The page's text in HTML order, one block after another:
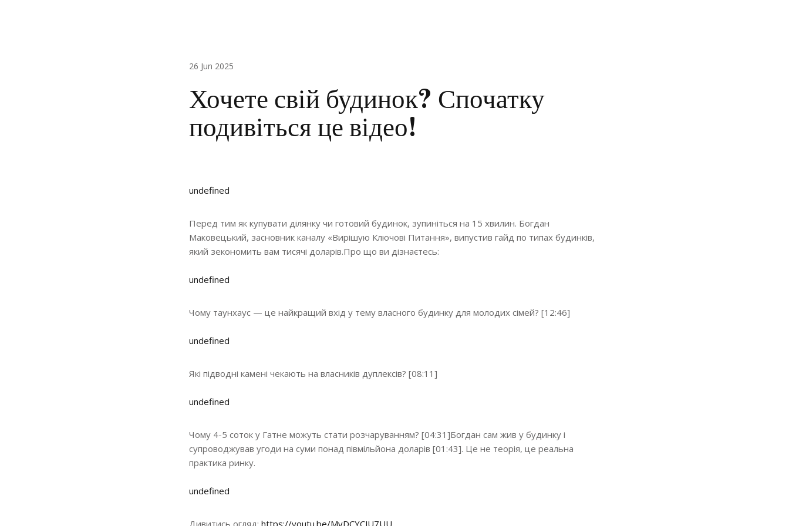
26 Jun 2025
Хочете свій будинок? Спочатку
подивіться це відео!
undefined
Перед тим як купувати ділянку чи готовий будинок, зупиніться на 15 хвилин. Богдан
Маковецький, засновник каналу «Вирішую Ключові Питання», випустив гайд по типах будинків,
який зекономить вам тисячі доларів.Про що ви дізнаєтесь:
undefined
Чому таунхаус — це найкращий вхід у тему власного будинку для молодих сімей? [12:46]
undefined
Які підводні камені чекають на власників дуплексів? [08:11]
undefined
Чому 4-5 соток у Гатне можуть стати розчаруванням? [04:31]Богдан сам жив у будинку і
супроводжував угоди на суми понад півмільйона доларів [01:43]. Це не теорія, це реальна
практика ринку.
undefined
Дивитись огляд: https://youtu.be/MvDCYCJU7UU